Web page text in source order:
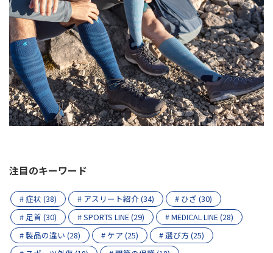
注目のキーワード
# 症状 (38) # アスリート紹介 (34)
# ひざ (30)
# 足首 (30)
# SPORTS LINE (29)
# MEDICAL LINE (28)
# 製品の違い (28)
# ケア (25)
# 選び方 (25)